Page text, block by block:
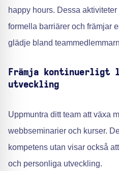
happy hours. Dessa
formella barriärer och främjar
glädje bland
Främja kontinuerligt
utveckling
Uppmuntra ditt team att växa
webbseminarier och kurser.
kompetens utan visar också
och personliga utveckling.